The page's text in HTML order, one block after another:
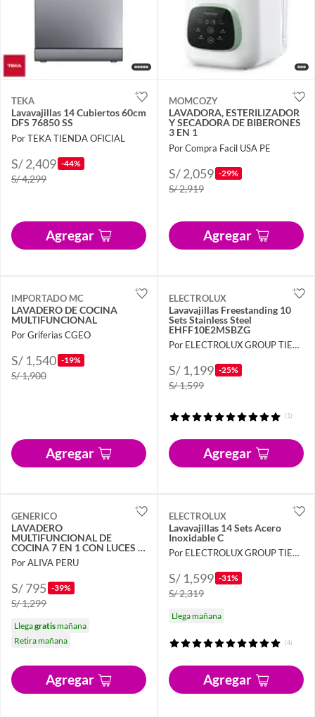
TEKA
Lavavajillas 14 Cubiertos 60cm
DFS 76850 SS
Por TEKA TIENDA OFICIAL
S/ 2,409 -44%
S/ 4,299
Agregar
MOMCOZY
LAVADORA, ESTERILIZADOR
Y SECADORA DE BIBERONES
3 EN 1
Por Compra Facil USA PE
S/ 2,059 -29%
S/ 2,919
Agregar
IMPORTADO MC
LAVADERO DE COCINA
MULTIFUNCIONAL
Por Griferias CGEO
S/ 1,540 -19%
S/ 1,900
Agregar
ELECTROLUX
Lavavajillas Freestanding 10
Sets Stainless Steel
EHFF10E2MSBZG
Por ELECTROLUX GROUP TIENDA OFICIAL
S/ 1,199 -25%
S/ 1,599
(1)
Agregar
GENERICO
LAVADERO
MULTIFUNCIONAL DE
COCINA 7 EN 1 CON LUCES 7
TECLAS + MEZCLADORA
Por ALIVA PERU
S/ 795 -39%
S/ 1,299
Llegagratismañana
Retira mañana
Agregar
ELECTROLUX
Lavavajillas 14 Sets Acero
Inoxidable C
Por ELECTROLUX GROUP TIENDA OFICIAL
S/ 1,599 -31%
S/ 2,319
Llega mañana
(4)
Agregar